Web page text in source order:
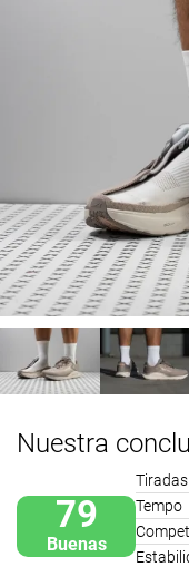
Nuestra
79
Buenas
Tempo